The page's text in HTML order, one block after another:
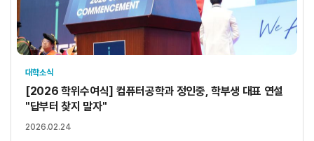
대학소식
[2026 학위수여식] 컴퓨터공학과 정인중, 학부생 대표 연설
"답부터 찾지 말자"
2026.02.24